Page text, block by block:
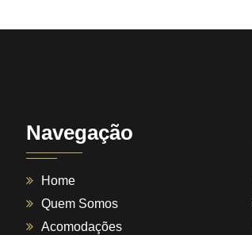
Navegação
Home
Quem Somos
Acomodações